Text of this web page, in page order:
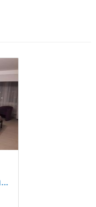
Своя уютная квартира Литовский пр.6А